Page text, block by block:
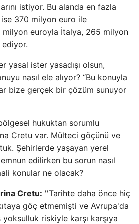
istiyor. Bu alanda en fazla
370 milyon euro ile
milyon euroyla İtalya, 265 milyon
yasal ister yasadışı olsun,
nasıl ele alıyor? “Bu konuyla
bize gerçek bir çözüm sunuyor
hukuktan sorumlu
Cretu var. Mülteci göçünü ve
Şehirlerde yaşayan yerel
edilirken bu sorun nasıl
konular ne olacak?
Cretu: ''Tarihte daha önce hiç
göç etmemişti ve Avrupa'da
riskiyle karşı karşıya